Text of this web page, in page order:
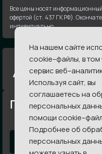
Все цены носят
офертой (ст. 437 ГК РФ).
индивидуально.
Член
Подпишись
На нашем сайте
cookie–файлы, в том
сервис
Используя сайт, вы
соглашаетесь на
персональных
помощи
Подробнее об
персональных